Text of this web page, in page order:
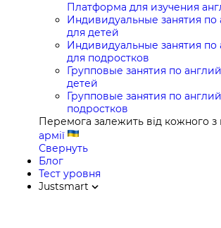
Платформа для изучения
Индивидуальные занятия по
для детей
Индивидуальные занятия по
для подростков
Групповые занятия по
детей
Групповые занятия по
подростков
Перемога залежить від кожного з
армії
Свернуть
Блог
Тест уровня
Justsmart